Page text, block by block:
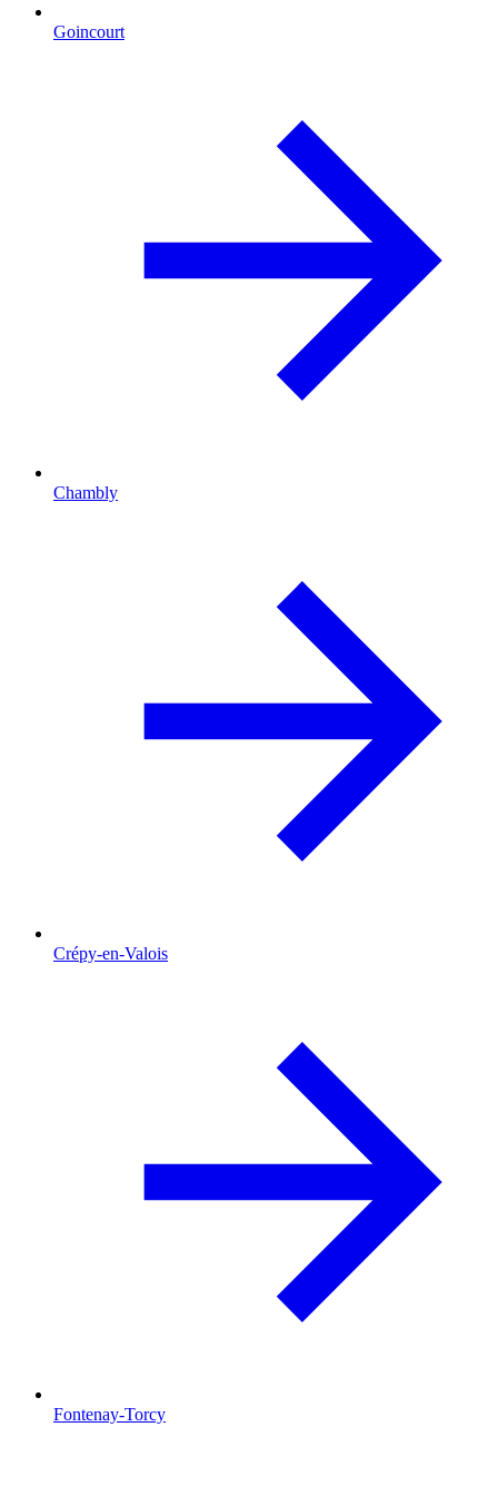
Goincourt
Chambly
Crépy-en-Valois
Fontenay-Torcy